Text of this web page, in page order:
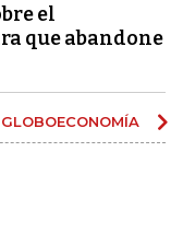
el
que abandone